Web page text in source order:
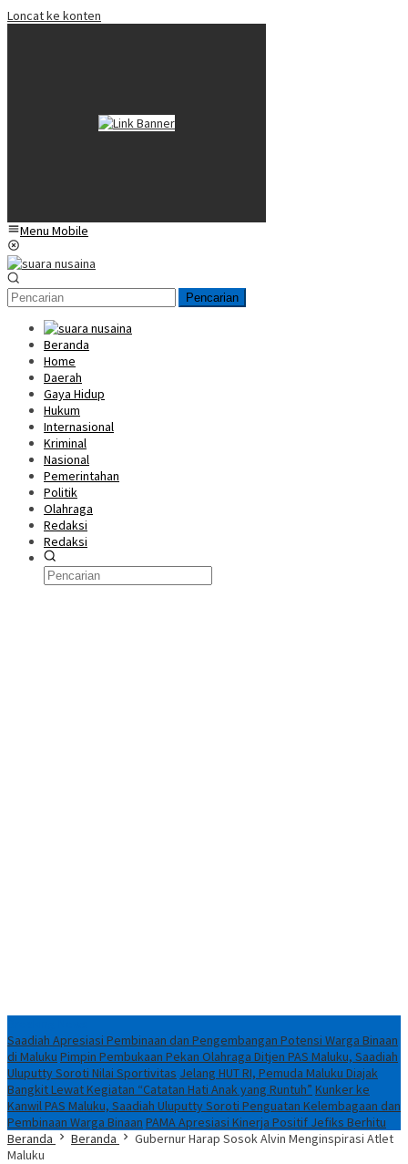
Loncat ke konten
Menu Mobile
Pencarian
Beranda
Home
Daerah
Gaya Hidup
Hukum
Internasional
Kriminal
Nasional
Pemerintahan
Politik
Olahraga
Redaksi
Redaksi
Saadiah Apresiasi Pembinaan dan Pengembangan Potensi Warga Binaan
di Maluku Pimpin Pembukaan Pekan Olahraga Ditjen PAS Maluku, Saadiah
Uluputty Soroti Nilai Sportivitas Jelang HUT RI, Pemuda Maluku Diajak
Bangkit Lewat Kegiatan “Catatan Hati Anak yang Runtuh” Kunker ke
Kanwil PAS Maluku, Saadiah Uluputty Soroti Penguatan Kelembagaan dan
Pembinaan Warga Binaan PAMA Apresiasi Kinerja Positif Jefiks Berhitu
Beranda
Beranda
Gubernur Harap Sosok Alvin Menginspirasi Atlet
Maluku